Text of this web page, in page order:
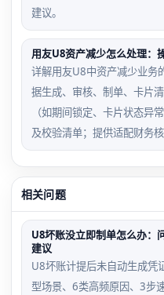
建议。
用友U8资产减少怎么处理：
详解用友U8中资产减少业务
据生成、审核、制单、卡片
（如期间锁定、卡片状态异
及校验清单；提供适配财务
相关问题
U8坏账没立即制单怎么办：
建议
U8坏账计提后未自动生成凭
型场景、6类高频原因、3步